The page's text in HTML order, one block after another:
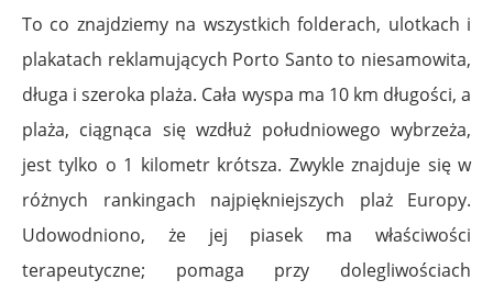
To co znajdziemy na wszystkich folderach, ulotkach i
plakatach reklamujących Porto Santo to niesamowita,
długa i szeroka plaża. Cała wyspa ma 10 km długości, a
plaża, ciągnąca się wzdłuż południowego wybrzeża,
jest tylko o 1 kilometr krótsza. Zwykle znajduje się w
różnych rankingach najpiękniejszych plaż Europy.
Udowodniono, że jej piasek ma właściwości
terapeutyczne; pomaga przy dolegliwościach